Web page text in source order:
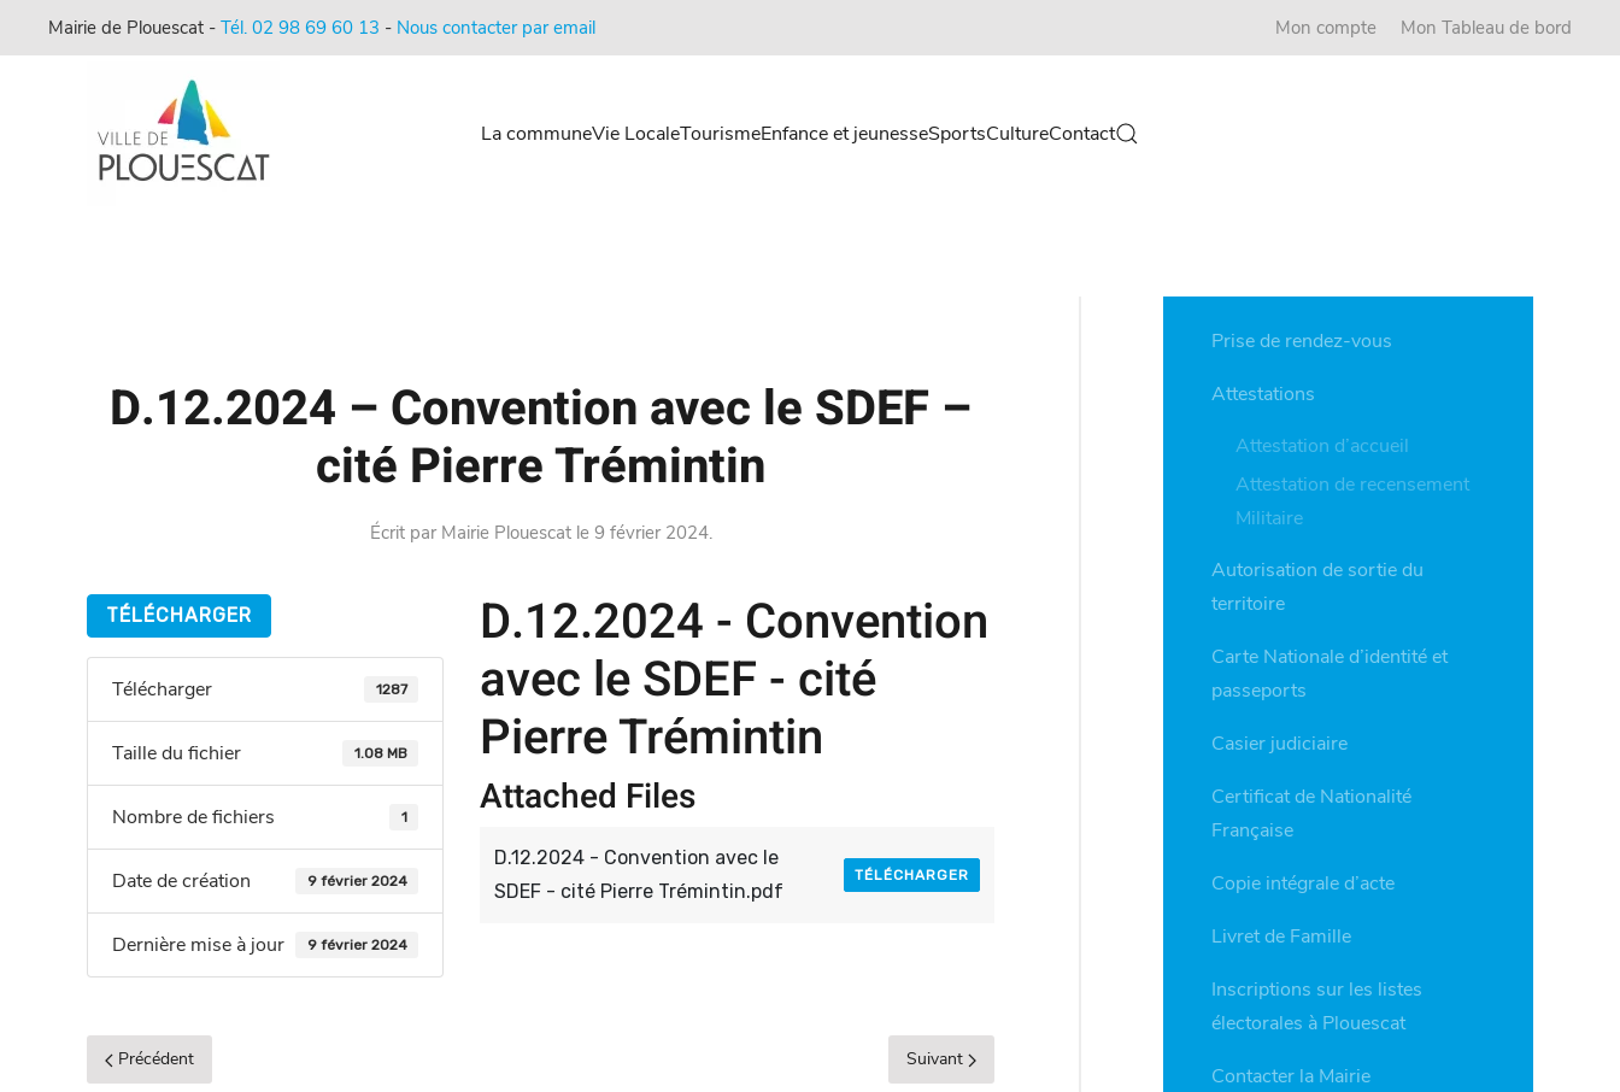
Mairie de Plouescat - Tél. 02 98 69 60 13 - Nous contacter par email Mon compte Mon Tableau de bord
La communeVie LocaleTourismeEnfance et jeunesseSportsCultureContact
D.12.2024 – Convention avec le SDEF –
cité Pierre Trémintin
Écrit par Mairie Plouescatle 9 février 2024.
TÉLÉCHARGER
Télécharger 1287
Taille du fichier 1.08 MB
Nombre de fichiers 1
Date de création 9 février 2024
Dernière mise à jour 9 février 2024
D.12.2024 - Convention
avec le SDEF - cité
Pierre Trémintin
Attached Files
D.12.2024 - Convention avec le
SDEF - cité Pierre Trémintin.pdf
TÉLÉCHARGER
Précédent Suivant
Prise de rendez-vous
Attestations
Attestation d’accueil
Attestation de recensement
Militaire
Autorisation de sortie du
territoire
Carte Nationale d’identité et
passeports
Casier judiciaire
Certificat de Nationalité
Française
Copie intégrale d’acte
Livret de Famille
Inscriptions sur les listes
électorales à Plouescat
Contacter la Mairie